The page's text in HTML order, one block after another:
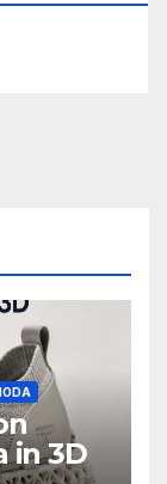
in 3D